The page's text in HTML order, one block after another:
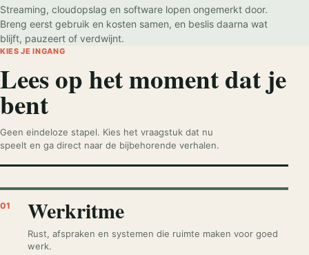
Streaming, cloudopslag en software lopen ongemerkt door.
Breng eerst gebruik en kosten samen, en beslis daarna wat
blijft, pauzeert of verdwijnt.
KIES JE INGANG
Lees op het moment dat je
bent
Geen eindeloze stapel. Kies het vraagstuk dat nu
speelt en ga direct naar de bijbehorende verhalen.
01 Werkritme
Rust, afspraken en systemen die ruimte maken voor goed
werk.